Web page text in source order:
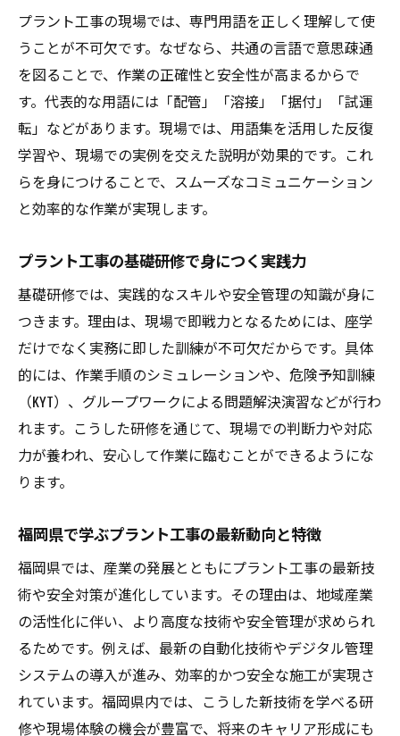
現場で守るべきプラント工事の基本ルール
効率良く学ぶためのプラント工事の勉強法
福岡県で受けられるプラント工事研修の内
容
実務に直結するプラント工事の学び方の工
夫
安全知識を深めるプラント工事の自己啓発
術
プラント工事業務の具体的な仕事内容とは
現場経験がキャリアアップに繋がる理由
プラント工事で身につく専門スキルを紹介
福岡県で目指せるプラント工事の働き方
転職や就職に有利なプラント工事の知識
将来性あるプラント工事分野のキャリア戦
略
危険要因を理解して安全を確保するコツ
現場で役立つ危険予知トレーニングの実践
安全確保のためのプラント工事の工夫事例
習慣化したいプラント工事のリスク管理術
プラント工事のヒヤリハット経験から学ぶ
福岡県の現場で安全を守るための習慣
将来性を見据えた福岡県のプラント工事入門
プラント工事が福岡県で求められる理由
プラント工事の現場では、専門用語を正しく理解して使
うことが不可欠です。なぜなら、共通の言語で意思疎通
を図ることで、作業の正確性と安全性が高まるからで
す。代表的な用語には「配管」「溶接」「据付」「試運
転」などがあります。現場では、用語集を活用した反復
学習や、現場での実例を交えた説明が効果的です。これ
らを身につけることで、スムーズなコミュニケーション
と効率的な作業が実現します。
プラント工事の基礎研修で身につく実践力
基礎研修では、実践的なスキルや安全管理の知識が身に
つきます。理由は、現場で即戦力となるためには、座学
だけでなく実務に即した訓練が不可欠だからです。具体
的には、作業手順のシミュレーションや、危険予知訓練
（KYT）、グループワークによる問題解決演習などが行わ
れます。こうした研修を通じて、現場での判断力や対応
力が養われ、安心して作業に臨むことができるようにな
ります。
福岡県で学ぶプラント工事の最新動向と特徴
福岡県では、産業の発展とともにプラント工事の最新技
術や安全対策が進化しています。その理由は、地域産業
の活性化に伴い、より高度な技術や安全管理が求められ
るためです。例えば、最新の自動化技術やデジタル管理
システムの導入が進み、効率的かつ安全な施工が実現さ
れています。福岡県内では、こうした新技術を学べる研
修や現場体験の機会が豊富で、将来のキャリア形成にも